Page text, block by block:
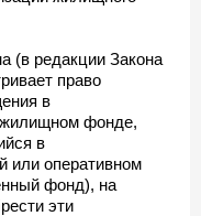
(в редакции Закона
право
в
жилищном фонде,
в
или оперативном
фонд), на
эти